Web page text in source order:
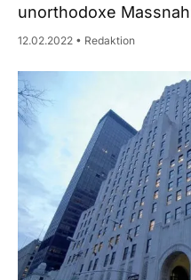
unorthodoxe
12.02.2022 • Redaktion